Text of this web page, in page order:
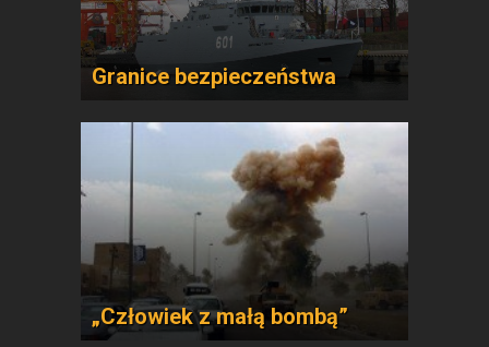
Granice bezpieczeństwa
„Człowiek z małą bombą”